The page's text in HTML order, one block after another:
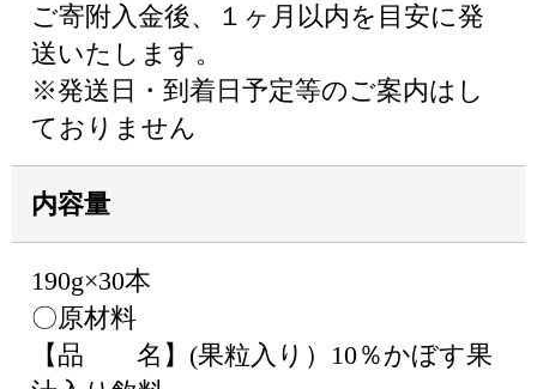
ご寄附入金後、１ヶ月以内を目安に発
送いたします。
※発送日・到着日予定等のご案内はし
ておりません
内容量
190g×30本
〇原材料
【品 名】(果粒入り）10％かぼす果